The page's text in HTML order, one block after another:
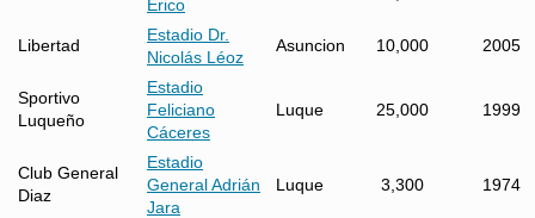
Erico
Libertad
Estadio Dr.
Nicolás Léoz
Asuncion 10,000 2005
Sportivo
Luqueño
Estadio
Feliciano
Cáceres
Luque 25,000 1999
Club General
Diaz
Estadio
General Adrián
Jara
Luque 3,300 1974